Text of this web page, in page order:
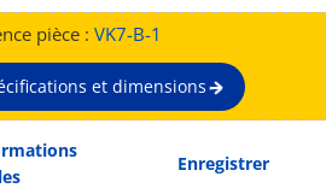
pièce : VK7-B-1
et dimensions
Enregistrer